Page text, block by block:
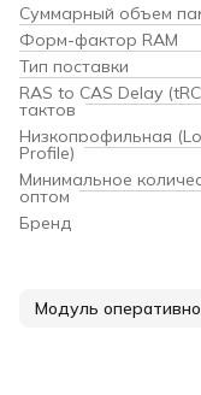
Суммарный объем
Форм-фактор RAM
Тип поставки
RAS to CAS Delay
тактов
Низкопрофильная
Profile)
Минимальное
оптом
Бренд
Модуль